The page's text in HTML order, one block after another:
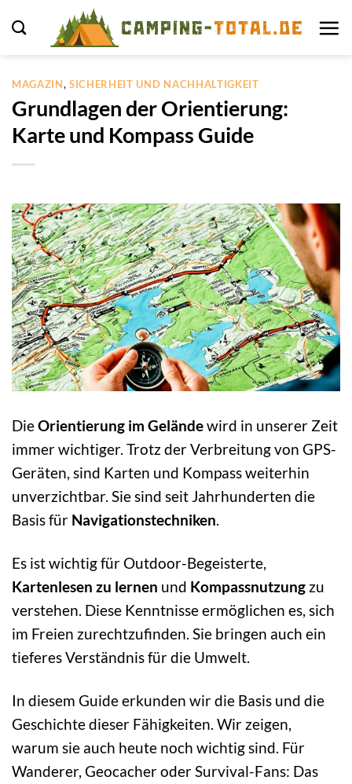
Inhalt
MAGAZIN,SICHERHEIT UND NACHHALTIGKEIT
Grundlagen der Orientierung:
Karte und Kompass Guide
DieOrientierung im Geländewird in unserer Zeit
immer wichtiger. Trotz der Verbreitung von GPS-
Geräten, sind Karten und Kompass weiterhin
unverzichtbar. Sie sind seit Jahrhunderten die
Basis für Navigationstechniken.
Es ist wichtig für Outdoor-Begeisterte,
Kartenlesen zu lernen und Kompassnutzung zu
verstehen. Diese Kenntnisse ermöglichen es, sich
im Freien zurechtzufinden. Sie bringen auch ein
tieferes Verständnis für die Umwelt.
In diesem Guide erkunden wir die Basis und die
Geschichte dieser Fähigkeiten. Wir zeigen,
warum sie auch heute noch wichtig sind. Für
Wanderer, Geocacher oder Survival-Fans: Das